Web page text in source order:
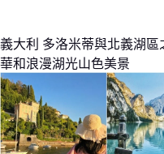
義大利 多洛米蒂與北義湖
華和浪漫湖光山色美景